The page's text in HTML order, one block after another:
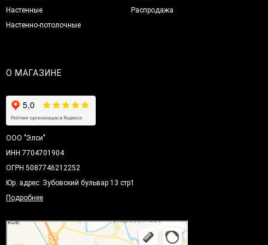
Настенные
Настенно-потолочные
Распродажа
О МАГАЗИНЕ
ООО "Элси"
ИНН 7704701904
ОГРН 5087746212252
Юр. адрес: Зубовский бульвар 13 стр1
Подробнее